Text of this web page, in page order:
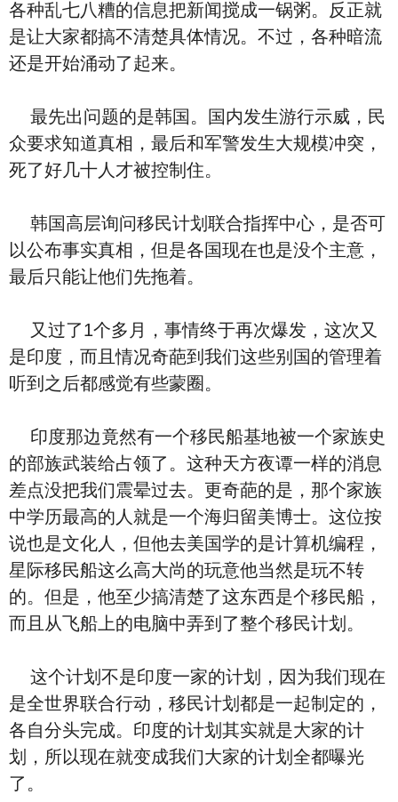
各种乱七八糟的信息把新闻搅成一锅粥。反正就
是让大家都搞不清楚具体情况。不过，各种暗流
还是开始涌动了起来。
最先出问题的是韩国。国内发生游行示威，民
众要求知道真相，最后和军警发生大规模冲突，
死了好几十人才被控制住。
韩国高层询问移民计划联合指挥中心，是否可
以公布事实真相，但是各国现在也是没个主意，
最后只能让他们先拖着。
又过了1个多月，事情终于再次爆发，这次又
是印度，而且情况奇葩到我们这些别国的管理着
听到之后都感觉有些蒙圈。
印度那边竟然有一个移民船基地被一个家族史
的部族武装给占领了。这种天方夜谭一样的消息
差点没把我们震晕过去。更奇葩的是，那个家族
中学历最高的人就是一个海归留美博士。这位按
说也是文化人，但他去美国学的是计算机编程，
星际移民船这么高大尚的玩意他当然是玩不转
的。但是，他至少搞清楚了这东西是个移民船，
而且从飞船上的电脑中弄到了整个移民计划。
这个计划不是印度一家的计划，因为我们现在
是全世界联合行动，移民计划都是一起制定的，
各自分头完成。印度的计划其实就是大家的计
划，所以现在就变成我们大家的计划全都曝光
了。